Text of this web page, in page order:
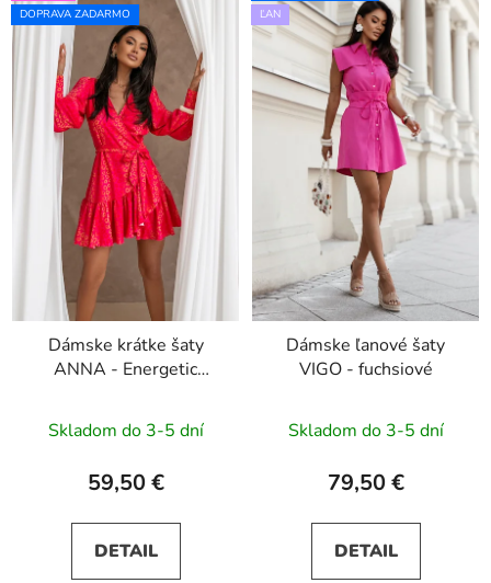
DOPRAVA ZADARMO
Dámske krátke šaty
ANNA - Energetic
Skladom do 3-5 dní
59,50 €
DETAIL
ĽAN
Dámske ľanové šaty
VIGO - fuchsiové
Skladom do 3-5 dní
79,50 €
DETAIL